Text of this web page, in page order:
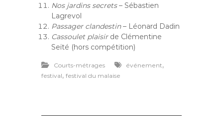
Nos jardins secrets– Sébastien
Lagrevol
Passager clandestin– Léonard Dadin
Cassoulet plaisirde Clémentine
Seïté (hors compétition)
Courts-métrages événement,
festival,festival du malaise